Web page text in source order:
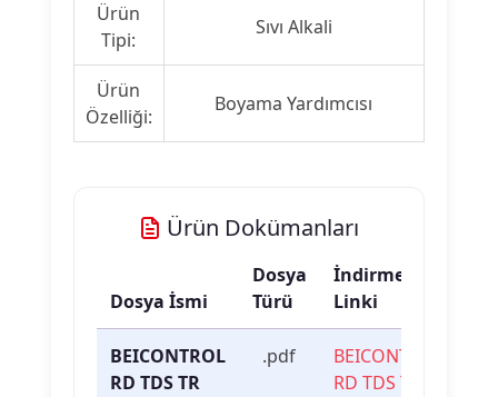
Ürün
Tipi:
Sıvı Alkali
Ürün
Özelliği:
Boyama Yardımcısı
Ürün Dokümanları
Dosya İsmi
Dosya
Türü
İndirme
Linki
BEICONTROL
RD TDS TR
.pdf
BEICONTROL
RD TDS TR